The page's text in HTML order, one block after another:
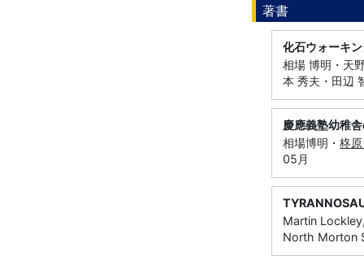
著書
化石ウォーキ
相場 博明・天
本 秀夫・田辺
慶應義塾幼稚
相場博明・ 柊
05月
Martin
North Morton